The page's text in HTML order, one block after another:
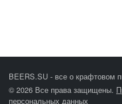
BEERS.SU - все о крафтовом
© 2026 Все права защищены.
персональных данных